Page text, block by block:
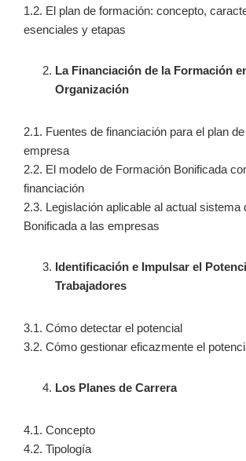
1.2. El plan de formación: concepto,
esenciales y etapas
La Financiación de la Formación
Organización
2.1. Fuentes de financiación para el plan
empresa
2.2. El modelo de Formación Bonificada
financiación
2.3. Legislación aplicable al actual sistema
Bonificada a las empresas
Identificación e Impulsar el
Trabajadores
3.1. Cómo detectar el potencial
3.2. Cómo gestionar eficazmente el
Los Planes de Carrera
4.1. Concepto
4.2. Tipología